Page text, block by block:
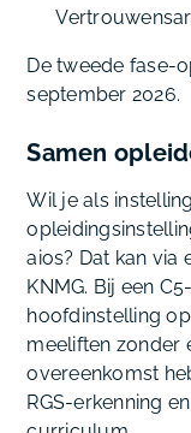
De tweede fase-
september 2026.
Samen
Wil je als
aios? Dat kan via
KNMG. Bij een
hoofdinstelling
meeliften zonder
overeenkomst
RGS-erkenning